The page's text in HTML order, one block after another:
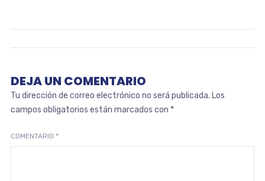
DEJA UN COMENTARIO
Tu dirección de correo electrónico no será publicada. Los
campos obligatorios están marcados con *
COMENTARIO *